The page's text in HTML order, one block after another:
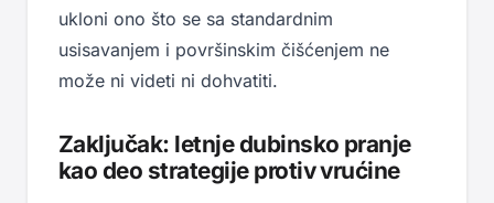
ukloni ono što se sa standardnim
usisavanjem i površinskim čišćenjem ne
može ni videti ni dohvatiti.
Zaključak: letnje dubinsko pranje
kao deo strategije protiv vrućine